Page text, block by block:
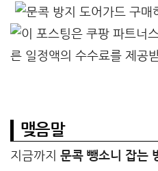
맺음말
지금까지 문콕 뺑소니 잡는